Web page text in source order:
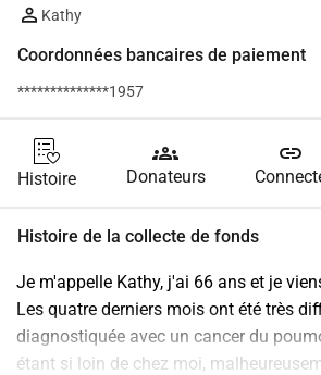
Kathy
Coordonnées bancaires de paiement
**************1957
Histoire
groups
Donateurs
link
Histoire de la collecte de fonds
Je m'appelle Kathy, j'ai 66 ans et je
Les quatre derniers mois ont été très
diagnostiquée avec un cancer du
étant si loin de chez moi,